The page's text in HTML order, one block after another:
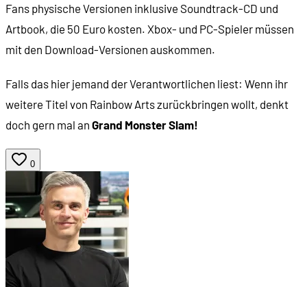
Fans physische Versionen inklusive Soundtrack-CD und
Artbook, die 50 Euro kosten. Xbox- und PC-Spieler müssen
mit den Download-Versionen auskommen.
Falls das hier jemand der Verantwortlichen liest: Wenn ihr
weitere Titel von Rainbow Arts zurückbringen wollt, denkt
doch gern mal an Grand Monster Slam!
0